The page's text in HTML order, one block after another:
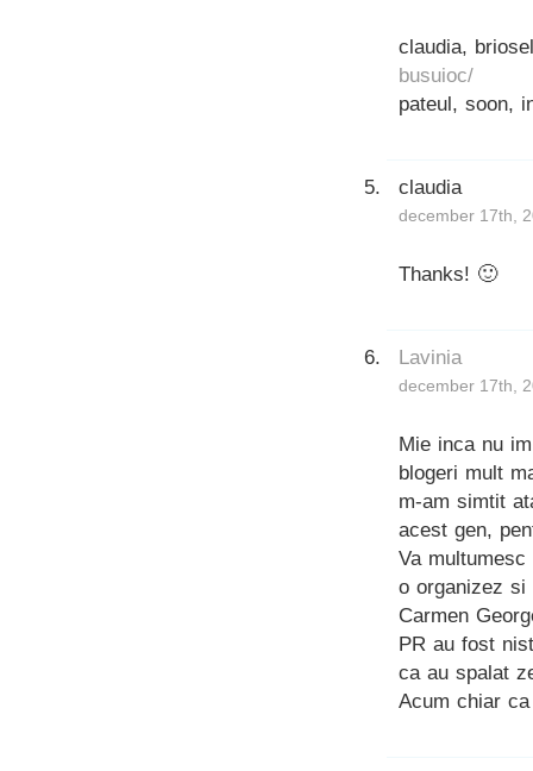
claudia,
busuioc/
pateul, soon,
claudia
december 17th,
Thanks! 🙂
Lavinia
december 17th,
Mie inca nu
blogeri mult
m-am simtit
acest gen,
Va
o organizez si
Carmen
PR au fost
ca au spalat
Acum chiar